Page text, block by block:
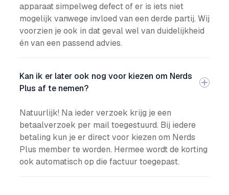
apparaat simpelweg defect of er is iets niet
mogelijk vanwege invloed van een derde partij. Wij
voorzien je ook in dat geval wel van duidelijkheid
én van een passend advies.
Kan ik er later ook nog voor kiezen om Nerds
Plus af te nemen?
Natuurlijk! Na ieder verzoek krijg je een
betaalverzoek per mail toegestuurd. Bij iedere
betaling kun je er direct voor kiezen om Nerds
Plus member te worden. Hermee wordt de korting
ook automatisch op die factuur toegepast.